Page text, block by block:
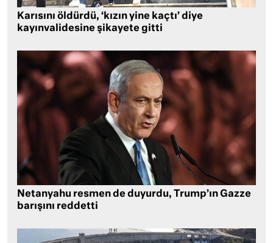
Karısını öldürdü, ‘kızın yine kaçtı’ diye
kayınvalidesine şikayete gitti
Netanyahu resmen de duyurdu, Trump’ın Gazze
barışını reddetti